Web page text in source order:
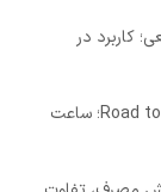
کاربرد در
سریال قصه‌های جزیره؛ داستان و بازیگران Road to Avonlea؛ ساعت